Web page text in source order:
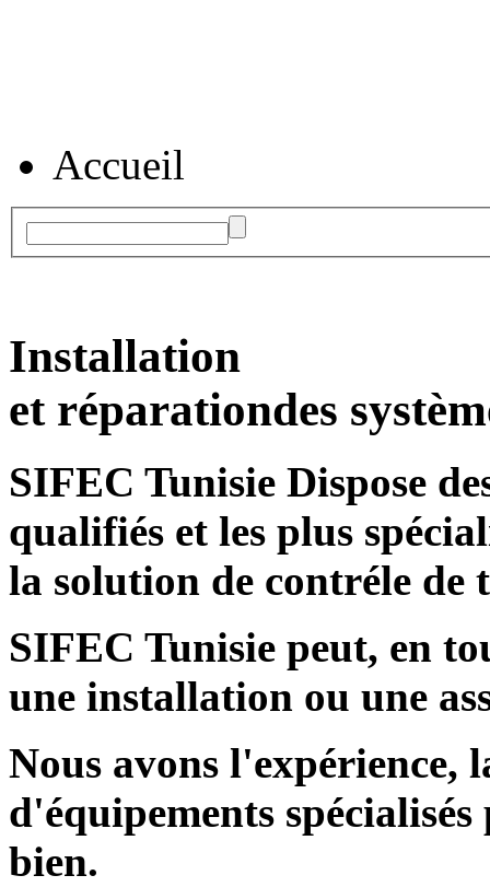
Accueil
Installation
et réparationdes
SIFEC Tunisie Dispose
qualifiés et les plus
la solution de contréle de
SIFEC Tunisie peut, en
une installation ou une
Nous avons l'expérience,
d'équipements
bien.